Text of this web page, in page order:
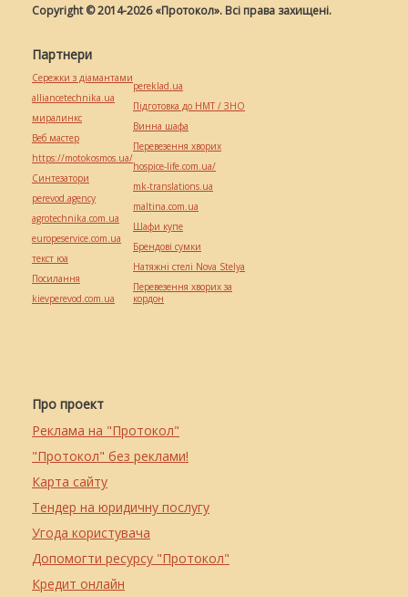
Copyright © 2014-2026 «Протокол». Всі права захищені.
Про проект
Реклама на "Протокол"
"Протокол" без реклами!
Карта сайту
Тендер на юридичну послугу
Угода користувача
Допомогти ресурсу "Протокол"
Кредит онлайн
Партнери
Сережки з діамантами
alliancetechnika.ua
миралинкс
Веб мастер
https://motokosmos.ua/
Синтезатори
perevod.agency
agrotechnika.com.ua
europeservice.com.ua
текст юа
Посилання
kievperevod.com.ua
pereklad.ua
Підготовка до НМТ / ЗНО
Винна шафа
Перевезення хворих
hospice-life.com.ua/
mk-translations.ua
maltina.com.ua
Шафи купе
Брендові сумки
Натяжні стелі Nova Stelya
Перевезення хворих за
кордон